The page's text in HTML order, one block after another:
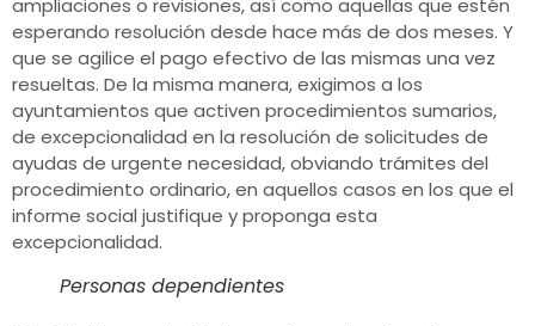
ampliaciones o revisiones, así como aquellas que estén
esperando resolución desde hace más de dos meses. Y
que se agilice el pago efectivo de las mismas una vez
resueltas. De la misma manera, exigimos a los
ayuntamientos que activen procedimientos sumarios,
de excepcionalidad en la resolución de solicitudes de
ayudas de urgente necesidad, obviando trámites del
procedimiento ordinario, en aquellos casos en los que el
informe social justifique y proponga esta
excepcionalidad.
Personas dependientes